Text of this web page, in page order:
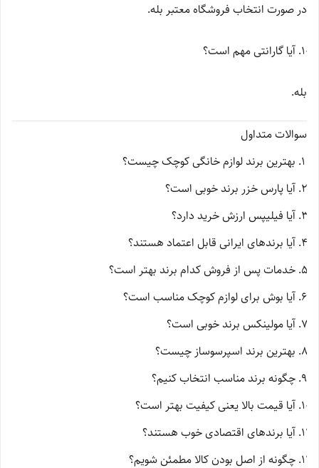
در صورت انتخاب فروشگاه معتبر بله.
آیا گارانتی مهم است؟
بله.
سوالات متداول
بهترین برند لوازم خانگی کوچک چیست؟
آیا پارس خزر برند خوبی است؟
آیا فیلیپس ارزش خرید دارد؟
آیا برندهای ایرانی قابل اعتماد هستند؟
خدمات پس از فروش کدام برند بهتر است؟
آیا بوش برای لوازم کوچک مناسب است؟
آیا مولینکس برند خوبی است؟
بهترین برند اسپرسوساز چیست؟
چگونه برند مناسب انتخاب کنیم؟
آیا قیمت بالا یعنی کیفیت بهتر است؟
آیا برندهای اقتصادی خوب هستند؟
چگونه از اصل بودن کالا مطمئن شویم؟